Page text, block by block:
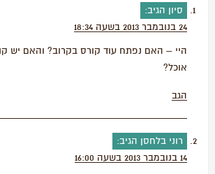
סיון הגיב:
24 בנובמבר 2013 בשעה 18:34
היי – האם נפתח עוד קורס בקרוב? והאם יש
אוכל?
הגב
רוני בלחסן הגיב:
14 בנובמבר 2013 בשעה 16:00